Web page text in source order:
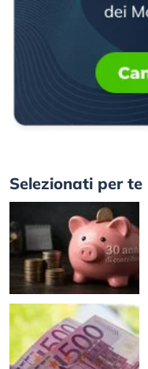
Selezionati per te